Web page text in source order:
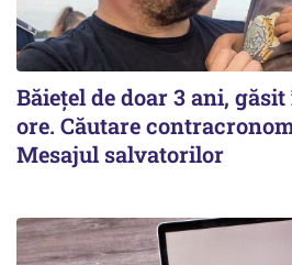
Băiețel de doar 3 ani,
ore. Căutare
Mesajul salvatorilor